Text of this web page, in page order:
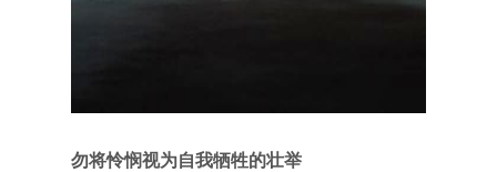
勿将怜悯视为自我牺牲的壮举